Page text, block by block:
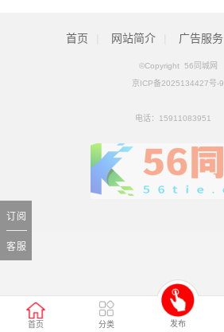
首页 分类 发布
订阅
客服
首页 网站简介 广告服务
©Copyright 56同城网
京ICP备2025134427号-9
电话： 15911083951